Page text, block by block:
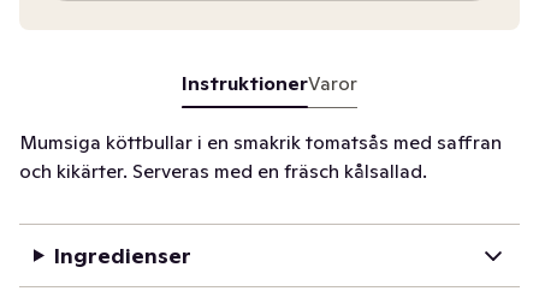
InstruktionerVaror
Mumsiga köttbullar i en smakrik tomatsås med saffran
och kikärter. Serveras med en fräsch kålsallad.
Ingredienser